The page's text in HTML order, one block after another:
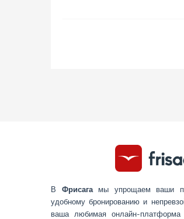
В Фрисагамы упрощаем ваши
удобному бронированию и
ваша любимая онлайн-